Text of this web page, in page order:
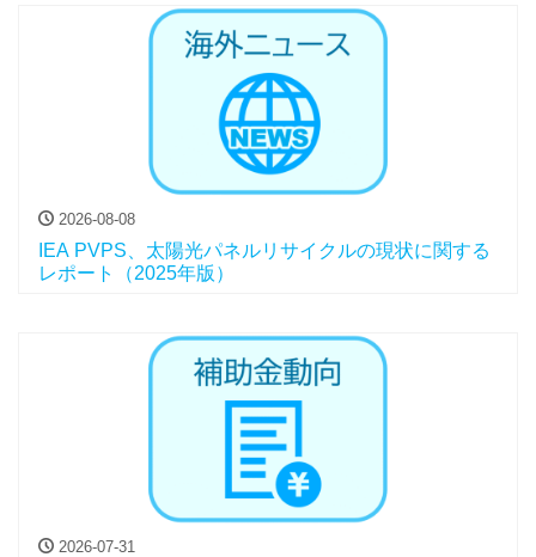
2026-08-08
IEA PVPS、太陽光パネルリサイクルの現状に関する
レポート（2025年版）
2026-07-31